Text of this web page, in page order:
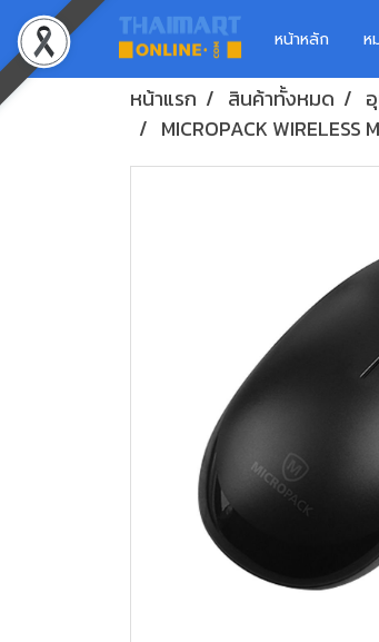
หน้าหลัก ห
หน้าแรก สินค้าทั้งหมด
MICROPACK